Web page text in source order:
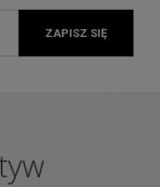
ZAPISZ SIĘ